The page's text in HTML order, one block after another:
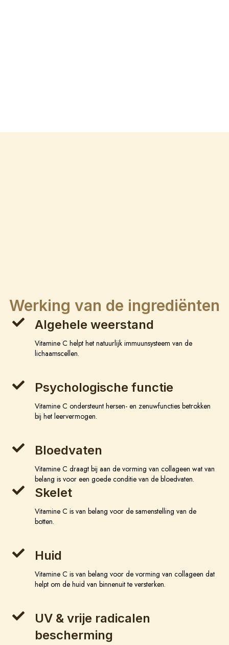
Werking van de ingrediënten
Algehele weerstand
Vitamine C helpt het natuurlijk immuunsysteem van de
lichaamscellen.
Psychologische functie
Vitamine C ondersteunt hersen- en zenuwfuncties betrokken
bij het leervermogen.
Bloedvaten
Vitamine C draagt bij aan de vorming van collageen wat van
belang is voor een goede conditie van de bloedvaten.
Skelet
Vitamine C is van belang voor de samenstelling van de
botten.
Huid
Vitamine C is van belang voor de vorming van collageen dat
helpt om de huid van binnenuit te versterken.
UV & vrije radicalen
bescherming